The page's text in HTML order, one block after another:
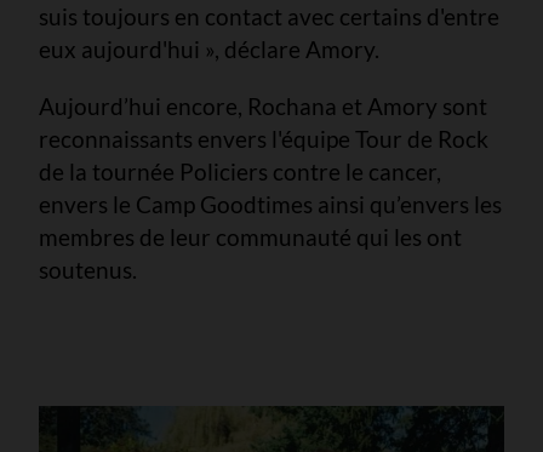
suis toujours en contact avec certains d'entre
eux aujourd'hui », déclare Amory.
Aujourd’hui encore, Rochana et Amory sont
reconnaissants envers l'équipe Tour de Rock
de la tournée Policiers contre le cancer,
envers le Camp Goodtimes ainsi qu’envers les
membres de leur communauté qui les ont
soutenus.